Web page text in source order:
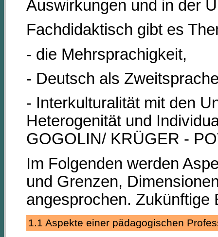
Auswirkungen und in der
Fachdidaktisch gibt es
- die Mehrsprachigkeit,
- Deutsch als
- Interkulturalität mit den
Heterogenität und
GOGOLIN/ KRÜGER -
Im Folgenden werden
und Grenzen,
angesprochen. Zukünftige
1.1 Aspekte einer pädagogischen